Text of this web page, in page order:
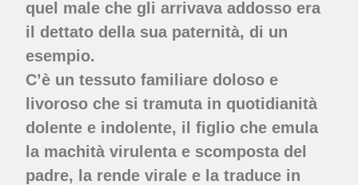
quel male che gli arrivava addosso era
il dettato della sua paternità, di un
esempio.
C’è un tessuto familiare doloso e
livoroso che si tramuta in quotidianità
dolente e indolente, il figlio che emula
la machità virulenta e scomposta del
padre, la rende virale e la traduce in